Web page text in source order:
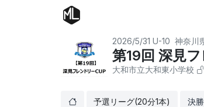
2026/5/31 U-10 神奈川
第19回 深見
大和市立大和東小学校
予選リーグ(20分1本) 決